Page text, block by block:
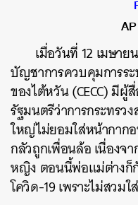
เมื่อวันที่ 12 เมษา
บัญชาการควบคุมการร
ของไต้หวัน (CECC) มี
รัฐมนตรีว่าการกระทรว
ใหญ่ไม่ยอมใส่หน้ากากอ
กลัวถูกเพื่อนล้อ เนื่องจ
หญิง ตอนนี้พ่อแม่ต่างก็กั
โควิด-19 เพราะไม่สวม